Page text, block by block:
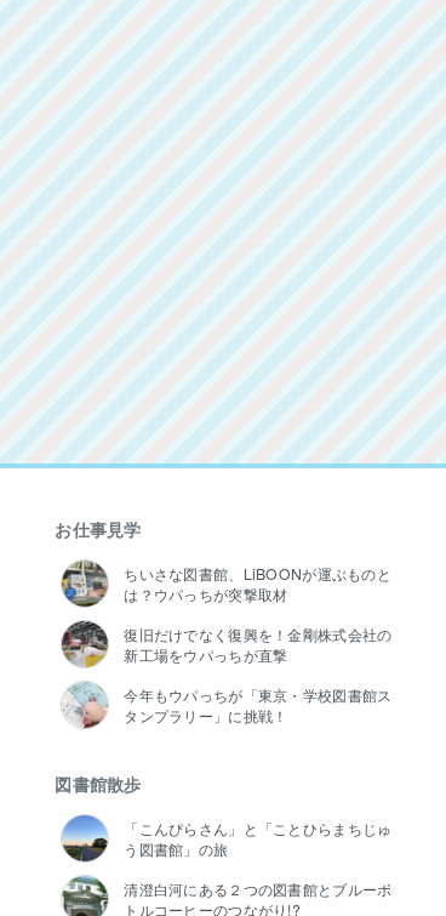
お仕事見学
ちいさな図書館、LiBOONが運ぶものと
は？ウパっちが突撃取材
復旧だけでなく復興を！金剛株式会社の
新工場をウパっちが直撃
今年もウパっちが「東京・学校図書館ス
タンプラリー」に挑戦！
図書館散歩
「こんぴらさん」と「ことひらまちじゅ
う図書館」の旅
清澄白河にある２つの図書館とブルーボ
トルコーヒーのつながり!?